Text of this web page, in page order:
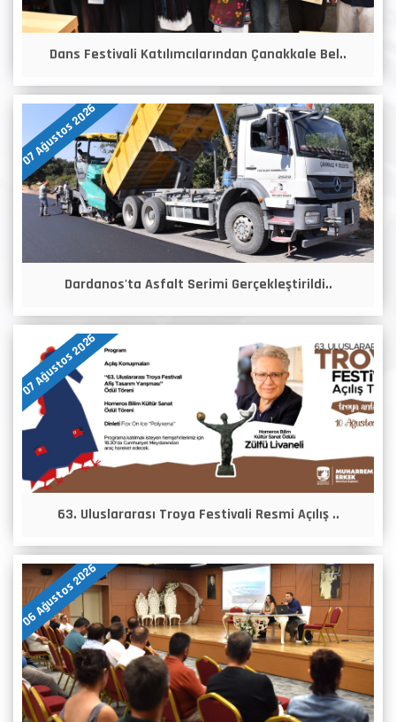
Dans Festivali Katılımcılarından Çanakkale Bel..
07 Ağustos 2026
Dardanos'ta Asfalt Serimi Gerçekleştirildi..
07 Ağustos 2026
63. Uluslararası Troya Festivali Resmi Açılış ..
06 Ağustos 2026